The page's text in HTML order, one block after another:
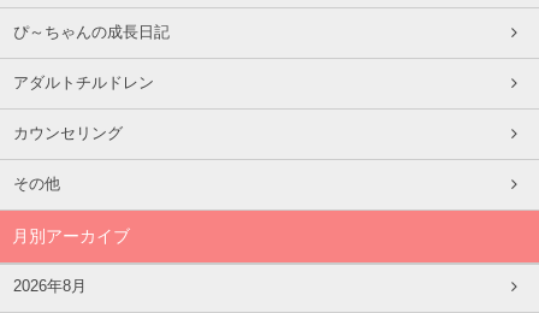
ぴ～ちゃんの成長日記
アダルトチルドレン
カウンセリング
その他
月別アーカイブ
2026年8月